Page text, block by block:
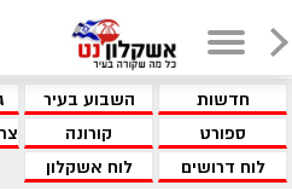
חדשות השבוע בעיר
ספורט
קורונה
לוח דרושים
לוח אשקלון